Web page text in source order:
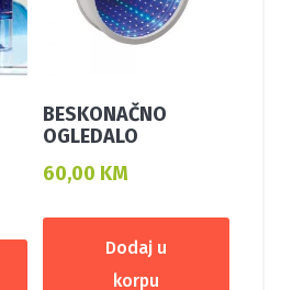
BESKONAČNO
OGLEDALO
60,00 KM
Dodaj u
korpu